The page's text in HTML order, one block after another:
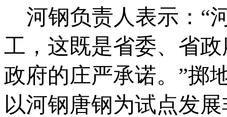
河钢负责人表示：“
工，这既是省委、省
政府的庄严承诺。”掷
以河钢唐钢为试点发